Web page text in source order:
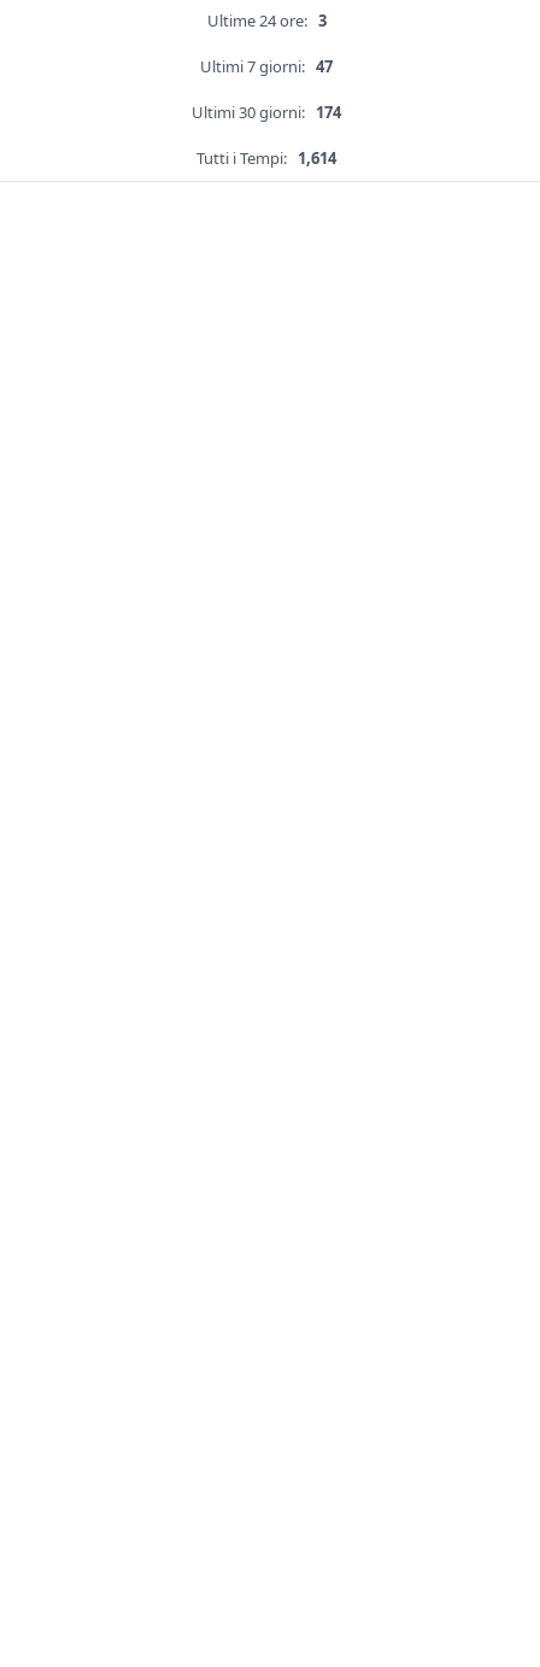
Ultime 24 ore: 3
Ultimi 7 giorni: 47
Ultimi 30 giorni: 174
Tutti i Tempi: 1,614